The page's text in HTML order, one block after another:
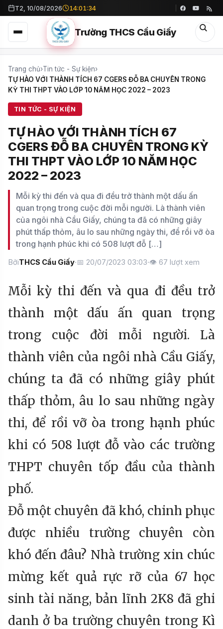
T2, 10/08/2026 14:01:36
Trường THCS Cầu Giấy
Trang chủ›Tin tức - Sự kiện›
TỰ HÀO VỚI THÀNH TÍCH 67 CGERS ĐỖ BA CHUYÊN TRONG
KỲ THI THPT VÀO LỚP 10 NĂM HỌC 2022 – 2023
TIN TỨC - SỰ KIỆN
TỰ HÀO VỚI THÀNH TÍCH 67
CGERS ĐỖ BA CHUYÊN TRONG KỲ
THI THPT VÀO LỚP 10 NĂM HỌC
2022 – 2023
Mỗi kỳ thi đến và qua đi đều trở thành một dấu ấn
quan trọng trong cuộc đời mỗi người. Là thành viên
của ngôi nhà Cầu Giấy, chúng ta đã có những giây
phút thấp thỏm, âu lo sau những ngày thi, để rồi vỡ òa
trong hạnh phúc khi có 508 lượt đỗ […]
BởiTHCS Cầu Giấy·📅 20/07/2023 03:03·👁 67 lượt xem
Mỗi kỳ thi đến và qua đi đều trở
thành một dấu ấn quan trọng
trong cuộc đời mỗi người. Là
thành viên của ngôi nhà Cầu Giấy,
chúng ta đã có những giây phút
thấp thỏm, âu lo sau những ngày
thi, để rồi vỡ òa trong hạnh phúc
khi có 508 lượt đỗ vào các trường
THPT chuyên tốp đầu của thành
phố.
Đỗ một chuyên đã khó, chinh phục
được nhiều trường chuyên còn
khó đến đâu? Nhà trường xin chúc
mừng kết quả rực rỡ của 67 học
sinh tài năng, bản lĩnh 2K8 đã ghi
danh ở ba trường chuyên trong Kì